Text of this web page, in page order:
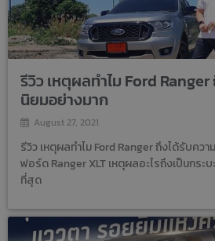
รีวิว เหตุผลทำไม Ford
นิยมอย่างมาก
August 27, 2021
รีวิว เหตุผลทำไม Ford Ranger ถึงได้รับคว
ฟอร์ด Ranger XLT เหตุผลอะไรถึงเป็นกระ
ที่สุด